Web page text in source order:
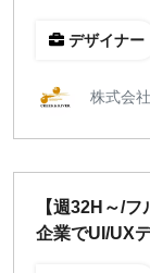
デザイナー
株式会
【週32H～/
企業でUI/UX